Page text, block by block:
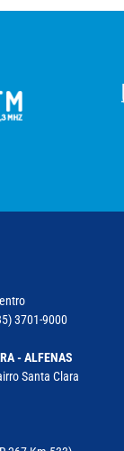
3701-9000
- ALFENAS
Santa Clara